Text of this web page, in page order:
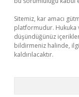
Sitemiz, kar amacı
platformudur. Hukuka
düşündüğünüz
bildirmeniz halinde,
kaldırılacaktır.